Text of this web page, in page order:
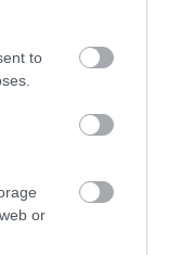
to
or
TEMPLOMA
FRISSEK